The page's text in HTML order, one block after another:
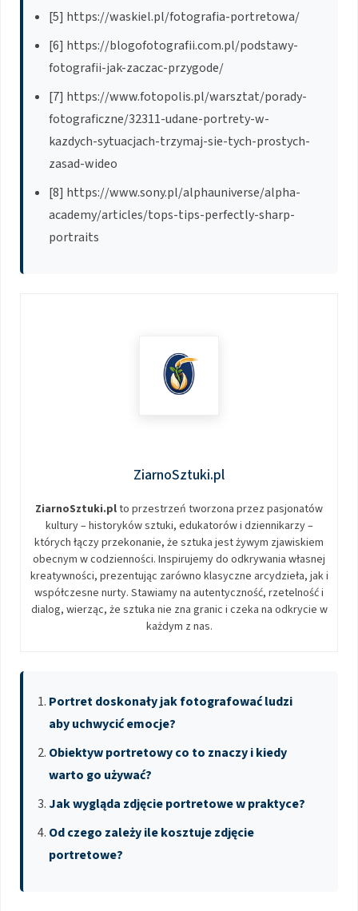
[5] https://waskiel.pl/fotografia-portretowa/
[6] https://blogofotografii.com.pl/podstawy-
fotografii-jak-zaczac-przygode/
[7] https://www.fotopolis.pl/warsztat/porady-
fotograficzne/32311-udane-portrety-w-
kazdych-sytuacjach-trzymaj-sie-tych-prostych-
zasad-wideo
[8] https://www.sony.pl/alphauniverse/alpha-
academy/articles/tops-tips-perfectly-sharp-
portraits
ZiarnoSztuki.pl
ZiarnoSztuki.plto przestrzeń tworzona przez pasjonatów
kultury – historyków sztuki, edukatorów i dziennikarzy –
których łączy przekonanie, że sztuka jest żywym zjawiskiem
obecnym w codzienności. Inspirujemy do odkrywania własnej
kreatywności, prezentując zarówno klasyczne arcydzieła, jak i
współczesne nurty. Stawiamy na autentyczność, rzetelność i
dialog, wierząc, że sztuka nie zna granic i czeka na odkrycie w
każdym z nas.
Portret doskonały jak fotografować ludzi
aby uchwycić emocje?
Obiektyw portretowy co to znaczy i kiedy
warto go używać?
Jak wygląda zdjęcie portretowe w praktyce?
Od czego zależy ile kosztuje zdjęcie
portretowe?